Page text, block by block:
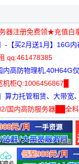
器注册免费领★充值白
-【买2月送1月】16G内
qq:461478385
内高防物理机,40H64G
机柜Q:1006456867█
算力托管租赁、大带宽
国内高防服务器██全科
广告
择
广告，理性选择